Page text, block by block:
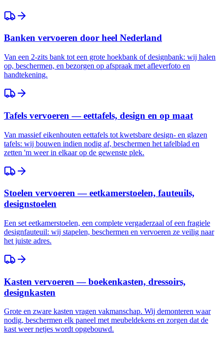
Banken vervoeren door heel Nederland
Van een 2-zits bank tot een grote hoekbank of designbank: wij halen
op, beschermen, en bezorgen op afspraak met afleverfoto en
handtekening.
Tafels vervoeren — eettafels, design en op maat
Van massief eikenhouten eettafels tot kwetsbare design- en glazen
tafels: wij bouwen indien nodig af, beschermen het tafelblad en
zetten 'm weer in elkaar op de gewenste plek.
Stoelen vervoeren — eetkamerstoelen, fauteuils,
designstoelen
Een set eetkamerstoelen, een complete vergaderzaal of een fragiele
designfauteuil: wij stapelen, beschermen en vervoeren ze veilig naar
het juiste adres.
Kasten vervoeren — boekenkasten, dressoirs,
designkasten
Grote en zware kasten vragen vakmanschap. Wij demonteren waar
nodig, beschermen elk paneel met meubeldekens en zorgen dat de
kast weer netjes wordt opgebouwd.